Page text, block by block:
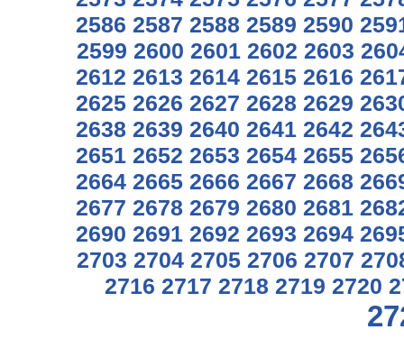
2586 2587 2588 2589 2590
2599 2600 2601 2602 2603
2612 2613 2614 2615 2616
2625 2626 2627 2628 2629
2638 2639 2640 2641 2642
2651 2652 2653 2654 2655
2664 2665 2666 2667 2668
2677 2678 2679 2680 2681
2690 2691 2692 2693 2694
2703 2704 2705 2706 2707
2716 2717 2718 2719 2720